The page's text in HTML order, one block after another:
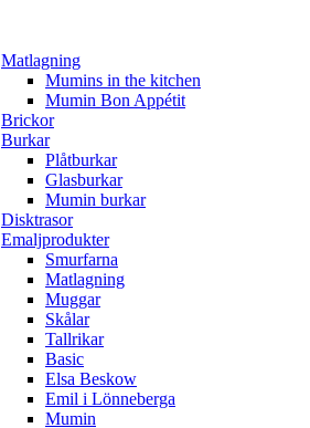
Matlagning
Mumins in the kitchen
Mumin Bon Appétit
Brickor
Burkar
Plåtburkar
Glasburkar
Mumin burkar
Disktrasor
Emaljprodukter
Smurfarna
Matlagning
Muggar
Skålar
Tallrikar
Basic
Elsa Beskow
Emil i Lönneberga
Mumin